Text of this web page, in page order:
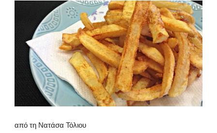
από τη Νατάσα Τόλιου